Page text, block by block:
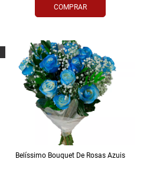
COMPRAR
Belíssimo Bouquet De Rosas Azuis